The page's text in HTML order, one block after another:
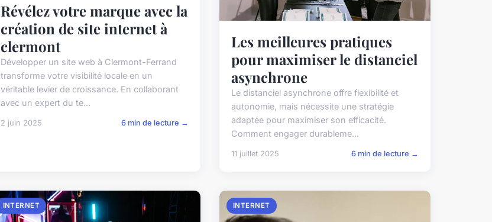
Révélez votre marque avec la
création de site internet à
clermont
Développer un site web à Clermont-Ferrand
transforme votre visibilité locale en un
véritable levier de croissance. En collaborant
avec un expert du te...
2 juin 2025 6 min de lecture →
Les meilleures pratiques
pour maximiser le distanciel
asynchrone
Le distanciel asynchrone offre flexibilité et
autonomie, mais nécessite une stratégie
adaptée pour maximiser son efficacité.
Comment engager durableme...
11 juillet 2025 6 min de lecture →
INTERNET INTERNET